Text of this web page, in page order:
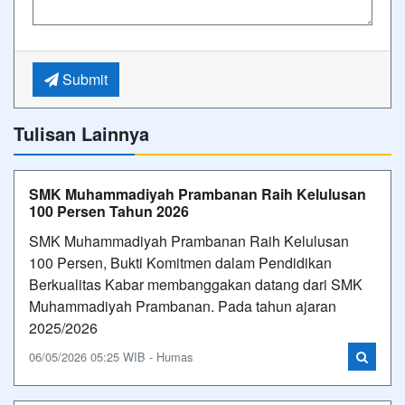
Submit
Tulisan Lainnya
SMK Muhammadiyah Prambanan Raih Kelulusan
100 Persen Tahun 2026
SMK Muhammadiyah Prambanan Raih Kelulusan
100 Persen, Bukti Komitmen dalam Pendidikan
Berkualitas Kabar membanggakan datang dari SMK
Muhammadiyah Prambanan. Pada tahun ajaran
2025/2026
06/05/2026 05:25 WIB - Humas